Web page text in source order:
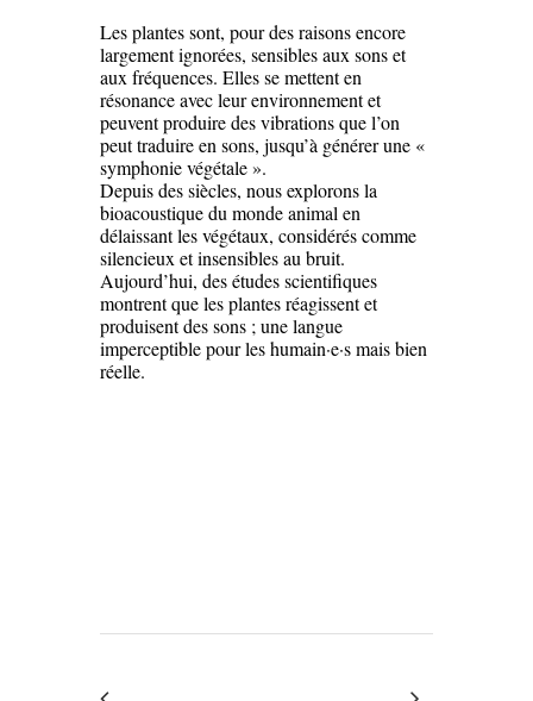
Les plantes sont, pour des raisons encore
largement ignorées, sensibles aux sons et
aux fréquences. Elles se mettent en
résonance avec leur environnement et
peuvent produire des vibrations que l’on
peut traduire en sons, jusqu’à générer une «
symphonie végétale ».
Depuis des siècles, nous explorons la
bioacoustique du monde animal en
délaissant les végétaux, considérés comme
silencieux et insensibles au bruit.
Aujourd’hui, des études scientifiques
montrent que les plantes réagissent et
produisent des sons ; une langue
imperceptible pour les humain·e·s mais bien
réelle.